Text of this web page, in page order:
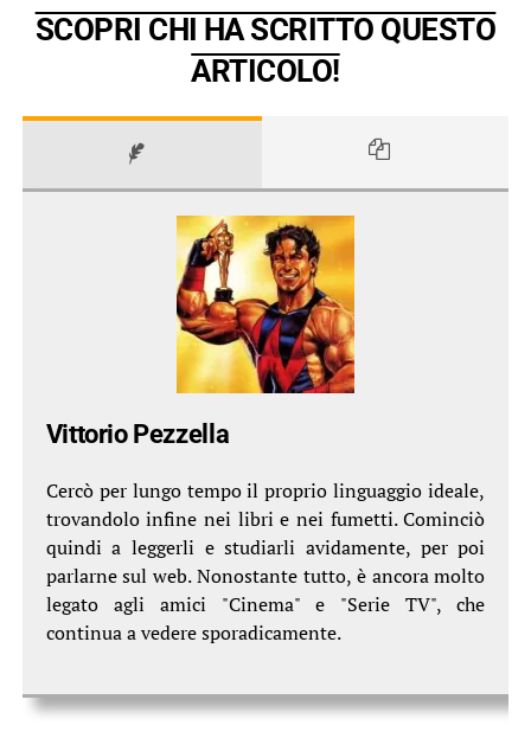
SCOPRI CHI HA SCRITTO QUESTO
ARTICOLO!
Vittorio Pezzella
Cercò per lungo tempo il proprio linguaggio ideale,
trovandolo infine nei libri e nei fumetti. Cominciò
quindi a leggerli e studiarli avidamente, per poi
parlarne sul web. Nonostante tutto, è ancora molto
legato agli amici "Cinema" e "Serie TV", che
continua a vedere sporadicamente.